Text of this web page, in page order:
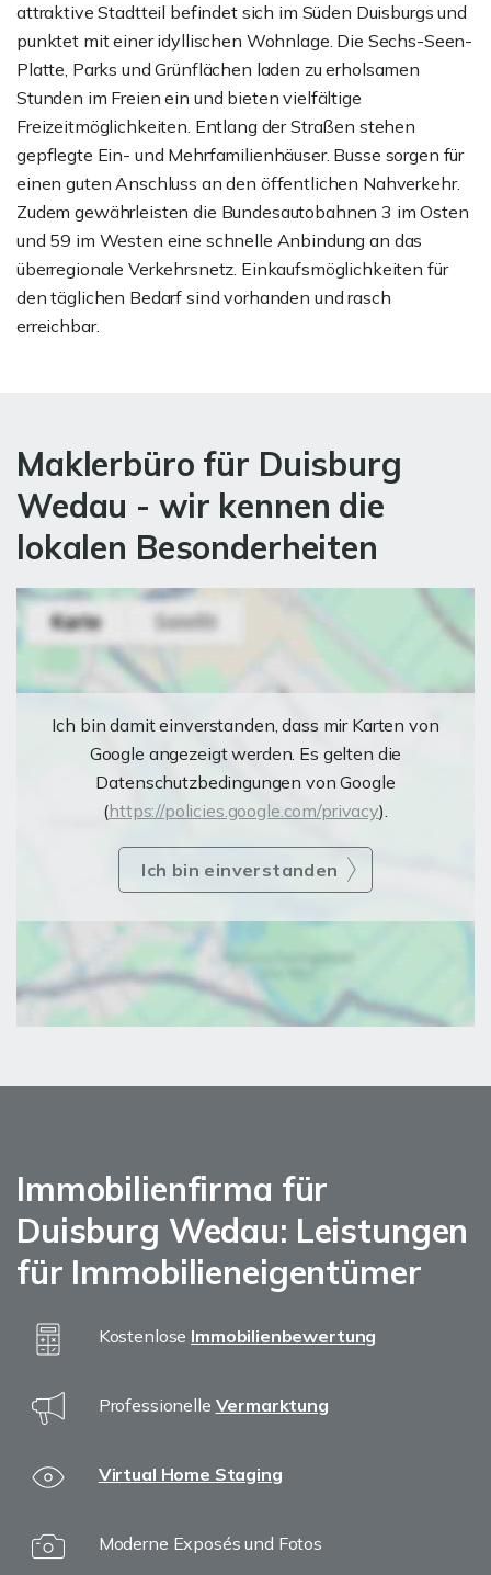
attraktive Stadtteil befindet sich im Süden Duisburgs und
punktet mit einer idyllischen Wohnlage. Die Sechs-Seen-
Platte, Parks und Grünflächen laden zu erholsamen
Stunden im Freien ein und bieten vielfältige
Freizeitmöglichkeiten. Entlang der Straßen stehen
gepflegte Ein- und Mehrfamilienhäuser. Busse sorgen für
einen guten Anschluss an den öffentlichen Nahverkehr.
Zudem gewährleisten die Bundesautobahnen 3 im Osten
und 59 im Westen eine schnelle Anbindung an das
überregionale Verkehrsnetz. Einkaufsmöglichkeiten für
den täglichen Bedarf sind vorhanden und rasch
erreichbar.
Maklerbüro für Duisburg
Wedau - wir kennen die
lokalen Besonderheiten
Ich bin damit einverstanden, dass mir Karten von
Google angezeigt werden. Es gelten die
Datenschutzbedingungen von Google
(https://policies.google.com/privacy).
Ich bin einverstanden
Immobilienfirma für
Duisburg Wedau: Leistungen
für Immobilieneigentümer
Kostenlose Immobilienbewertung
Professionelle Vermarktung
Virtual Home Staging
Moderne Exposés und Fotos